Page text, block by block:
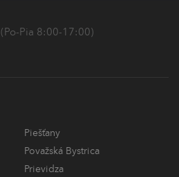
(Po-Pia 8:00-17:00)
Piešťany
Považská Bystrica
Prievidza